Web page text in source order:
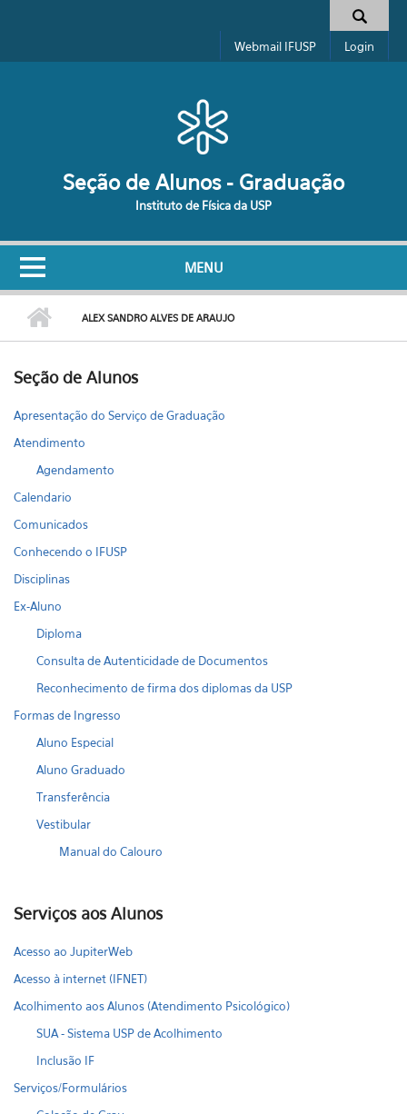
Formulário de busca
Webmail IFUSP Login
Seção de Alunos - Graduação
Instituto de Física da USP
MENU
ALEX SANDRO ALVES DE ARAUJO
Seção de Alunos
Apresentação do Serviço de Graduação
Atendimento
Agendamento
Calendario
Comunicados
Conhecendo o IFUSP
Disciplinas
Ex-Aluno
Diploma
Consulta de Autenticidade de Documentos
Reconhecimento de firma dos diplomas da USP
Formas de Ingresso
Aluno Especial
Aluno Graduado
Transferência
Vestibular
Manual do Calouro
Serviços aos Alunos
Acesso ao JupiterWeb
Acesso à internet (IFNET)
Acolhimento aos Alunos (Atendimento Psicológico)
SUA - Sistema USP de Acolhimento
Inclusão IF
Serviços/Formulários